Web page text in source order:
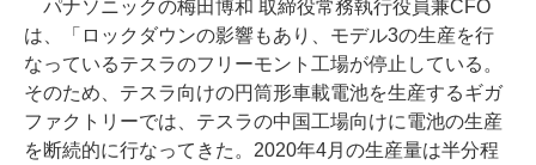
パナソニックの梅田博和 取締役常務執行役員兼CFO
は、「ロックダウンの影響もあり、モデル3の生産を行
なっているテスラのフリーモント工場が停止している。
そのため、テスラ向けの円筒形車載電池を生産するギガ
ファクトリーでは、テスラの中国工場向けに電池の生産
を断続的に行なってきた。2020年4月の生産量は半分程